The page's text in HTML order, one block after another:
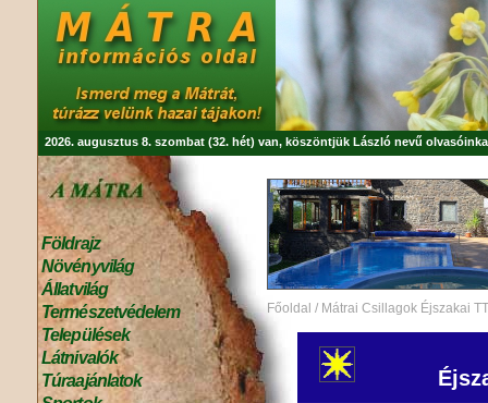
2026. augusztus 8. szombat (32. hét) van, köszöntjük László nevű
Földrajz
Növényvilág
Állatvilág
Természetvédelem
Települések
Látnivalók
Túraajánlatok
Főoldal / Mátrai Csillagok Éjszakai TT